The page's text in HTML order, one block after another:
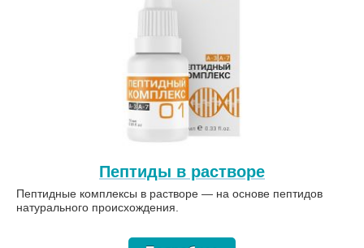
Пептиды в растворе
Пептидные комплексы в растворе — на основе пептидов
натурального происхождения.